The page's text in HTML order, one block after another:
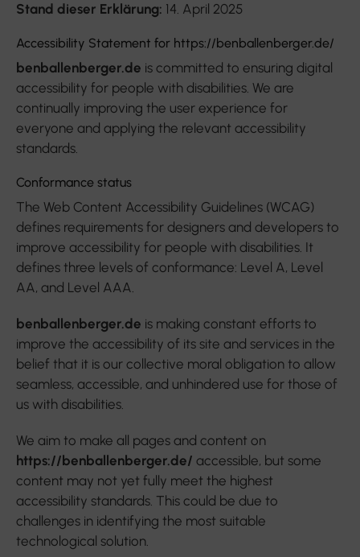
Stand dieser Erklärung: 14. April 2025
Accessibility Statement for https://benballenberger.de/
benballenberger.de is committed to ensuring digital
accessibility for people with disabilities. We are
continually improving the user experience for
everyone and applying the relevant accessibility
standards.
Conformance status
The Web Content Accessibility Guidelines (WCAG)
defines requirements for designers and developers to
improve accessibility for people with disabilities. It
defines three levels of conformance: Level A, Level
AA, and Level AAA.
benballenberger.de is making constant efforts to
improve the accessibility of its site and services in the
belief that it is our collective moral obligation to allow
seamless, accessible, and unhindered use for those of
us with disabilities.
We aim to make all pages and content on
https://benballenberger.de/ accessible, but some
content may not yet fully meet the highest
accessibility standards. This could be due to
challenges in identifying the most suitable
technological solution.